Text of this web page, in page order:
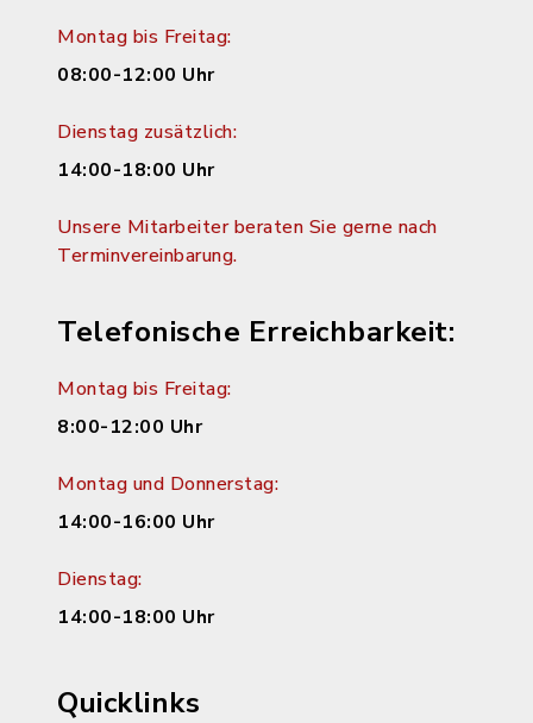
Montag bis Freitag:
08:00-12:00 Uhr
Dienstag zusätzlich:
14:00-18:00 Uhr
Unsere Mitarbeiter beraten Sie gerne nach
Terminvereinbarung.
Telefonische Erreichbarkeit:
Montag bis Freitag:
8:00-12:00 Uhr
Montag und Donnerstag:
14:00-16:00 Uhr
Dienstag:
14:00-18:00 Uhr
Quicklinks